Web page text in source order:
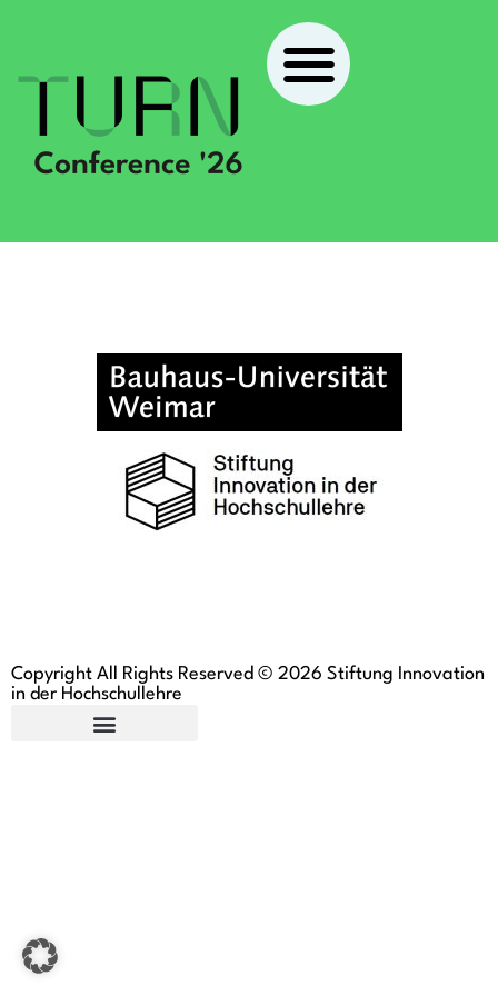
Copyright All Rights Reserved © 2026 Stiftung Innovation
in der Hochschullehre